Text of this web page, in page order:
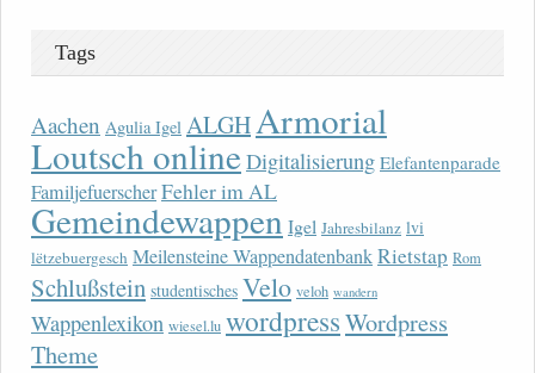
Tags
Aachen Agulia Igel ALGHArmorial
Loutsch onlineDigitalisierung Elefantenparade
FamiljefuerscherFehler im AL
Gemeindewappen Igel Jahresbilanz lvi
lëtzebuergesch Meilensteine WappendatenbankRietstap Rom
Schlußstein studentisches Velo veloh wandern
Wappenlexikon wiesel.lu wordpressWordpress
Theme